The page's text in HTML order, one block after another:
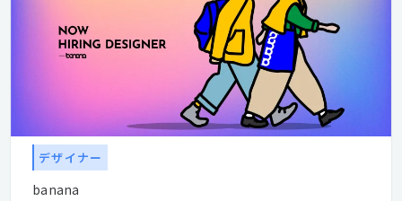
デザイナー
banana